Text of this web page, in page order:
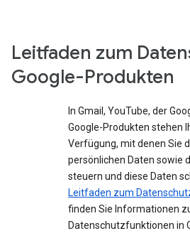
Leitfaden zum
Google-Produkten
In Gmail, YouTube, der
Google-Produkten stehen
Verfügung, mit denen Sie
persönlichen Daten sowie
steuern und diese Daten
Leitfaden zum
finden Sie Informationen
Datenschutzfunktionen in